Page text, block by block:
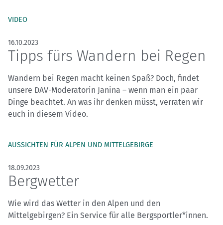
VIDEO
16.10.2023
Tipps fürs Wandern bei Regen
Wandern bei Regen macht keinen Spaß? Doch, findet
unsere DAV-Moderatorin Janina – wenn man ein paar
Dinge beachtet. An was ihr denken müsst, verraten wir
euch in diesem Video.
AUSSICHTEN FÜR ALPEN UND MITTELGEBIRGE
18.09.2023
Bergwetter
Wie wird das Wetter in den Alpen und den
Mittelgebirgen? Ein Service für alle Bergsportler*innen.